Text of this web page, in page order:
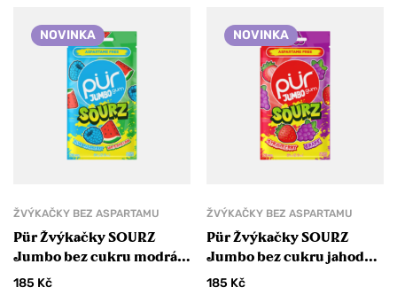
NOVINKA
ŽVÝKAČKY BEZ ASPARTAMU
Pür Žvýkačky SOURZ
Jumbo bez cukru modrá
malina a vodní meloun
185 Kč
NOVINKA
ŽVÝKAČKY BEZ ASPARTAMU
Pür Žvýkačky SOURZ
Jumbo bez cukru jahoda a
hroznové víno
185 Kč